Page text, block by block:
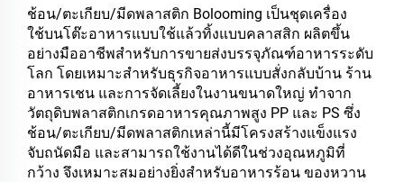
ช้อน/ตะเกียบ/มีดพลาสติก Bolooming เป็นชุดเครื่อง
ใช้บนโต๊ะอาหารแบบใช้แล้วทิ้งแบบคลาสสิก ผลิตขึ้น
อย่างมืออาชีพสำหรับการขายส่งบรรจุภัณฑ์อาหารระดับ
โลก โดยเหมาะสำหรับธุรกิจอาหารแบบสั่งกลับบ้าน ร้าน
อาหารเชน และการจัดเลี้ยงในงานขนาดใหญ่ ทำจาก
วัตถุดิบพลาสติกเกรดอาหารคุณภาพสูง PP และ PS ซึ่ง
ช้อน/ตะเกียบ/มีดพลาสติกเหล่านี้มีโครงสร้างแข็งแรง
จับถนัดมือ และสามารถใช้งานได้ดีในช่วงอุณหภูมิที่
กว้าง จึงเหมาะสมอย่างยิ่งสำหรับอาหารร้อน ของหวาน